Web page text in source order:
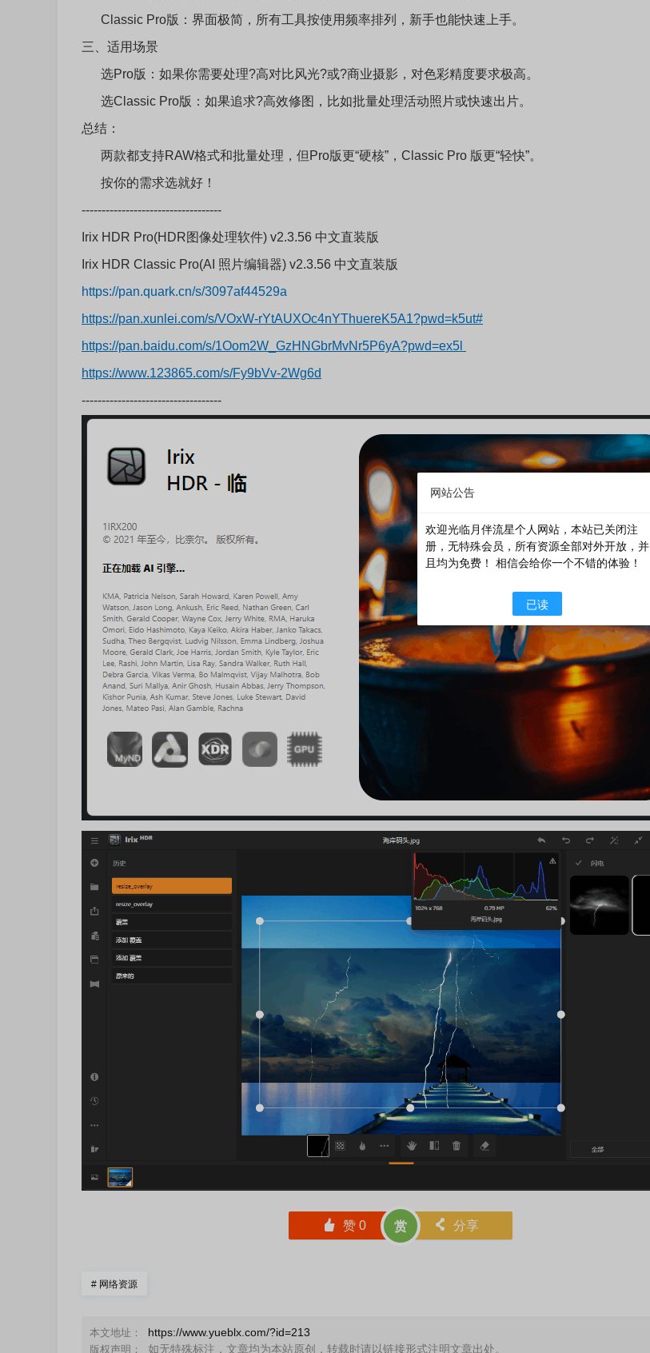
Classic Pro版：界面极简，所有工具按使用频率排列，新手也能快速上手。
三、适用场景
选Pro版：如果你需要处理?高对比风光?或?商业摄影，对色彩精度要求极高。
选Classic Pro版：如果追求?高效修图，比如批量处理活动照片或快速出片。
总结：
两款都支持RAW格式和批量处理，但Pro版更“硬核”，Classic Pro 版更“轻快”。
按你的需求选就好！
-----------------------------------
Irix HDR Pro(HDR图像处理软件) v2.3.56 中文直装版
Irix HDR Classic Pro(AI 照片编辑器) v2.3.56 中文直装版
https://pan.quark.cn/s/3097af44529a
https://pan.xunlei.com/s/VOxW-rYtAUXOc4nYThuereK5A1?pwd=k5ut#
https://pan.baidu.com/s/1Oom2W_GzHNGbrMvNr5P6yA?pwd=ex5l
https://www.123865.com/s/Fy9bVv-2Wg6d
-----------------------------------
󰄼 赞 0 赏 󰄯 分享
# 网络资源
本文地址： https://www.yueblx.com/?id=213
版权声明： 如无特殊标注，文章均为本站原创，转载时请以链接形式注明文章出处。
网站公告
欢迎光临月伴流星个人网站，本站已关闭注
册，无特殊会员，所有资源全部对外开放，并
且均为免费！ 相信会给你一个不错的体验！
已读